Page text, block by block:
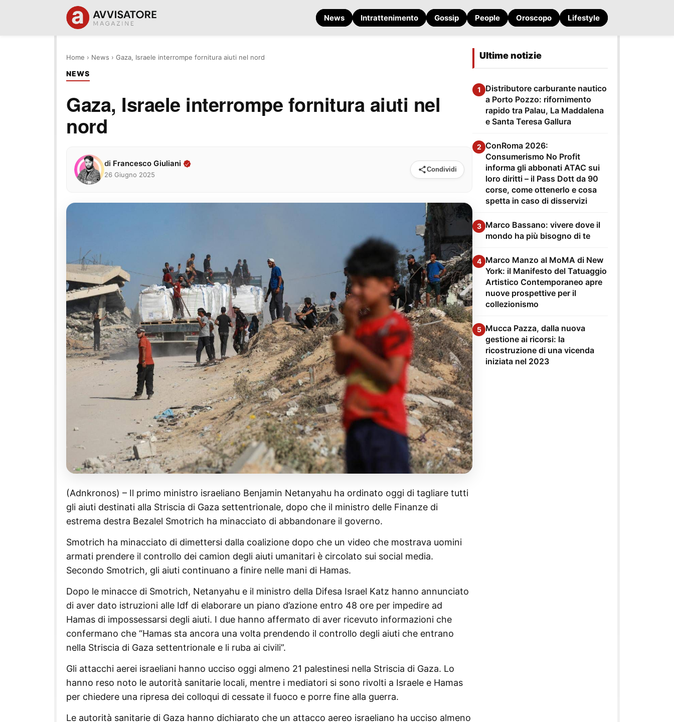
News Intrattenimento Gossip People Oroscopo Lifestyle
Home › News › Gaza, Israele interrompe fornitura aiuti nel nord
NEWS
Gaza, Israele interrompe fornitura aiuti nel
nord
di Francesco Giuliani
26 Giugno 2025
Condividi
(Adnkronos) – Il primo ministro israeliano Benjamin Netanyahu ha ordinato oggi di tagliare tutti
gli aiuti destinati alla Striscia di Gaza settentrionale, dopo che il ministro delle Finanze di
estrema destra Bezalel Smotrich ha minacciato di abbandonare il governo.
Smotrich ha minacciato di dimettersi dalla coalizione dopo che un video che mostrava uomini
armati prendere il controllo dei camion degli aiuti umanitari è circolato sui social media.
Secondo Smotrich, gli aiuti continuano a finire nelle mani di Hamas.
Dopo le minacce di Smotrich, Netanyahu e il ministro della Difesa Israel Katz hanno annunciato
di aver dato istruzioni alle Idf di elaborare un piano d’azione entro 48 ore per impedire ad
Hamas di impossessarsi degli aiuti. I due hanno affermato di aver ricevuto informazioni che
confermano che “Hamas sta ancora una volta prendendo il controllo degli aiuti che entrano
nella Striscia di Gaza settentrionale e li ruba ai civili”.
Gli attacchi aerei israeliani hanno ucciso oggi almeno 21 palestinesi nella Striscia di Gaza. Lo
hanno reso noto le autorità sanitarie locali, mentre i mediatori si sono rivolti a Israele e Hamas
per chiedere una ripresa dei colloqui di cessate il fuoco e porre fine alla guerra.
Le autorità sanitarie di Gaza hanno dichiarato che un attacco aereo israeliano ha ucciso almeno
Ultime notizie
1
Distributore carburante nautico
a Porto Pozzo: rifornimento
rapido tra Palau, La Maddalena
e Santa Teresa Gallura
2 ConRoma 2026:
Consumerismo No Profit
informa gli abbonati ATAC sui
loro diritti – il Pass Dott da 90
corse, come ottenerlo e cosa
spetta in caso di disservizi
3 Marco Bassano: vivere dove il
mondo ha più bisogno di te
4 Marco Manzo al MoMA di New
York: il Manifesto del Tatuaggio
Artistico Contemporaneo apre
nuove prospettive per il
collezionismo
5 Mucca Pazza, dalla nuova
gestione ai ricorsi: la
ricostruzione di una vicenda
iniziata nel 2023